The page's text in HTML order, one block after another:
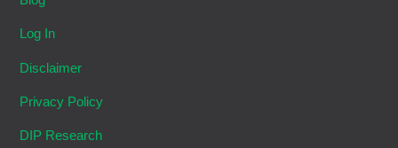
Log In
Disclaimer
Privacy Policy
DIP Research